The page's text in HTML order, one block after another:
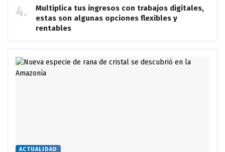
Multiplica tus ingresos con trabajos digitales,
estas son algunas opciones flexibles y
rentables
ACTUALIDAD